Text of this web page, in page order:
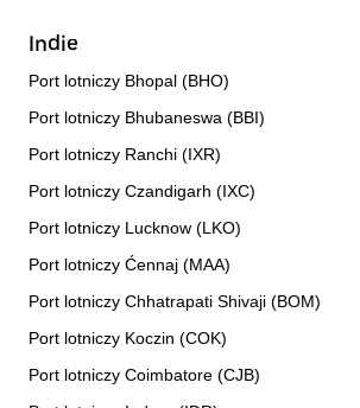
Indie
Port lotniczy Bhopal (BHO)
Port lotniczy Bhubaneswa (BBI)
Port lotniczy Ranchi (IXR)
Port lotniczy Czandigarh (IXC)
Port lotniczy Lucknow (LKO)
Port lotniczy Ćennaj (MAA)
Port lotniczy Chhatrapati Shivaji (BOM)
Port lotniczy Koczin (COK)
Port lotniczy Coimbatore (CJB)